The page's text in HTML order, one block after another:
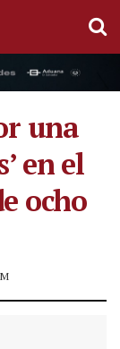
una
en el
ocho